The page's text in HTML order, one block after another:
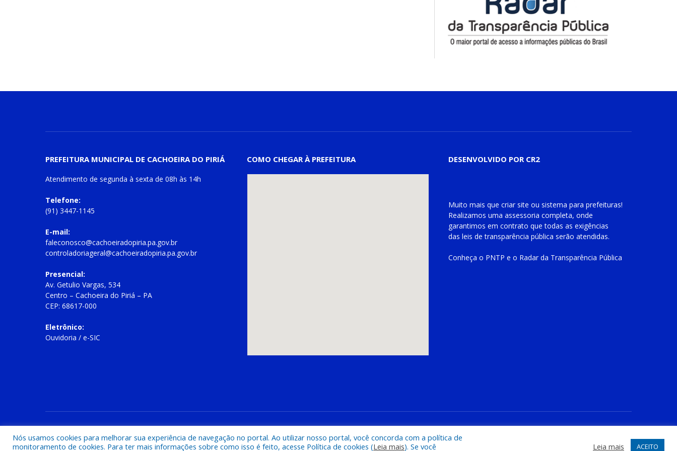
PREFEITURA MUNICIPAL DE CACHOEIRA DO PIRIÁ
Atendimento de segunda à sexta de 08h às 14h
Telefone:
(91) 3447-1145
E-mail:
faleconosco@cachoeiradopiria.pa.gov.br
controladoriageral@cachoeiradopiria.pa.gov.br
Presencial:
Av. Getulio Vargas, 534
Centro – Cachoeira do Piriá – PA
CEP: 68617-000
Eletrônico:
Ouvidoria / e-SIC
COMO CHEGAR À PREFEITURA DESENVOLVIDO POR CR2
Muito mais que criar site ou sistema para prefeituras!
Realizamos uma assessoria completa, onde
garantimos em contrato que todas as exigências
das leis de transparência pública serão atendidas.
Conheça o PNTP e o Radar da Transparência Pública
Nós usamos cookies para melhorar sua experiência de navegação no portal. Ao utilizar nosso portal, você concorda com a política de
monitoramento de cookies. Para ter mais informações sobre como isso é feito, acesse Política de cookies (Leia mais). Se você
Leia mais ACEITO